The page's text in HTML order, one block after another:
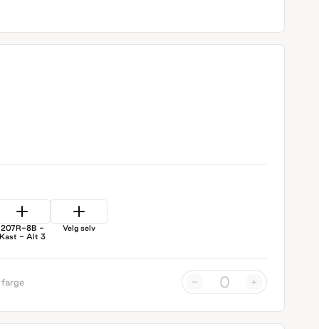
207R-8B -
Kast - Alt 3
Velg selv
- +